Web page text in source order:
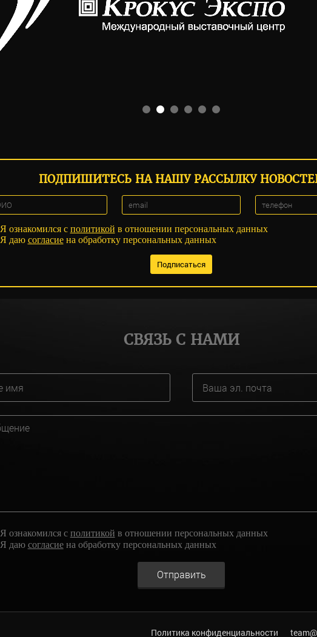
ПОДПИШИТЕСЬ НА НАШУ РАССЫЛКУ
Я ознакомился с политикой в отношении персональных данных
Я даю согласиена обработку персональных данных
СВЯЗЬ С НАМИ
Я ознакомился с политикой в отношении персональных данных
Я даю согласиена обработку персональных данных
Отправить
Политика конфиденциальности